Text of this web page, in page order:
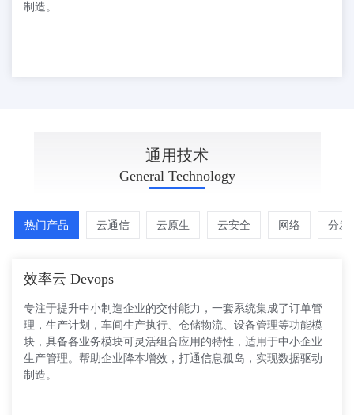
制造。
TECHNOLOGY
通用技术
General Technology
热门产品 云通信 云原生 云安全 网络 分发
效率云 Devops
专注于提升中小制造企业的交付能力，一套系统集成了订单管
理，生产计划，车间生产执行、仓储物流、设备管理等功能模
块，具备各业务模块可灵活组合应用的特性，适用于中小企业
生产管理。帮助企业降本增效，打通信息孤岛，实现数据驱动
制造。